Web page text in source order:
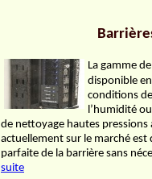
La gamme
disponible
conditions
l’humidité
de nettoyage hautes pressions
actuellement sur le marché
parfaite de la barrière sans
suite